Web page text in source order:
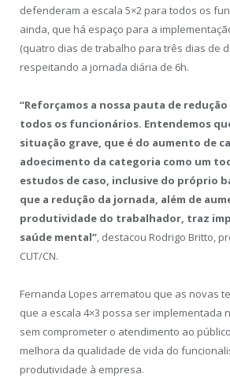
defenderam a escala 5×2 para todos os
ainda, que há espaço para a
(quatro dias de trabalho para três dias de
respeitando a jornada diária de 6h.
“Reforçamos a nossa pauta de
todos os funcionários. Entendemos
situação grave, que é do aumento de
adoecimento da categoria como um
estudos de caso, inclusive do próprio
que a redução da jornada, além de
produtividade do trabalhador, traz
saúde mental”, destacou Rodrigo Britto,
CUT/CN.
Fernanda Lopes arrematou que as novas
que a escala 4×3 possa ser implementada
sem comprometer o atendimento ao
melhora da qualidade de vida do
produtividade à empresa.